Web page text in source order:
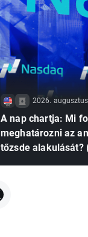
2026.
A nap chartja: Mi
meghatározni az
tőzsde alakulását?